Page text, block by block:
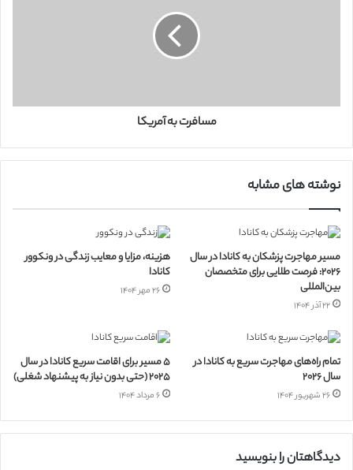
مسافرت به آمریکا
نوشته های مشابه
مسیر مهاجرت پزشکان به کانادا در سال
۲۰۲۶: فرصت طلایی برای متخصصان
بین‌المللی
۲۲ آذر ۱۴۰۴
هزینه، مزایا و معایب زندگی در ونکوور
کانادا
۲۶ مهر ۱۴۰۴
تمام راه‌های مهاجرت سریع به کانادا در
سال ۲۰۲۶
۲۶ شهریور ۱۴۰۴
۵ مسیر برای اقامت سریع کانادا در سال
۲۰۲۵ (حتی بدون نیاز به پیشنهاد شغلی)
۶ مرداد ۱۴۰۴
دیدگاهتان را بنویسید